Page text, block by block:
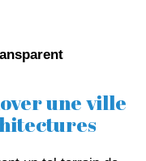
une ville